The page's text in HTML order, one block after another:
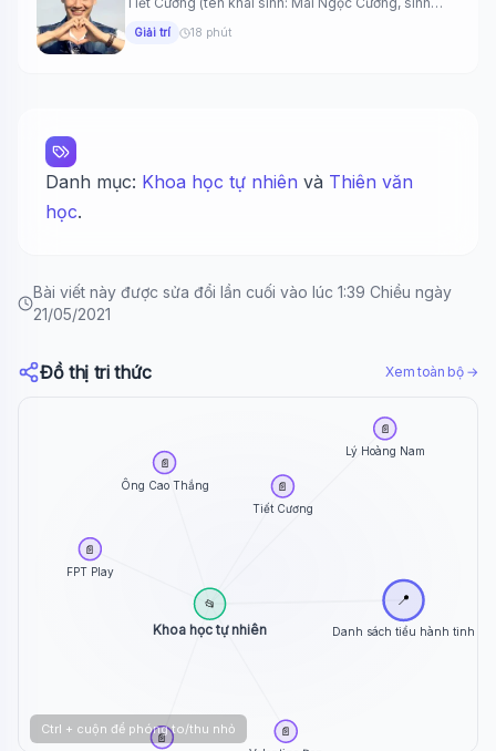
Giải trí 18 phút
Danh mục: Khoa học tự nhiên và Thiên văn
học.
Bài viết này được sửa đổi lần cuối vào lúc 1:39 Chiều ngày
21/05/2021
Đồ thị tri thức Xem toàn bộ →
Danh sách tiểu hành tinh
📍
Khoa học tự nhiên
📂
Tiết Cương
📄
📄
FPT Play
📄
Lý Hoàng Nam
📄
📄
Ông Cao Thắng
📄
Ctrl + cuộn để phóng to/thu nhỏ